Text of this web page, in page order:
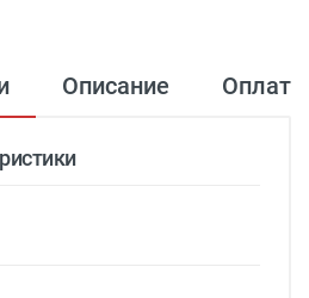
Описание Оплата